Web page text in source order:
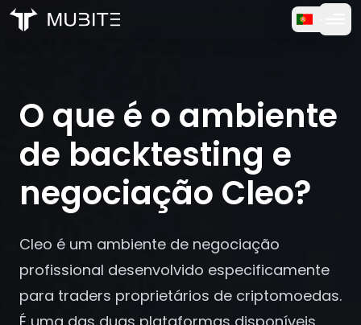
Depoimentos
Trading
Sobre Nós
Entrar
O que é o ambiente de backtesting e negociação
O que é o ambiente
de backtesting e
negociação Cleo?
Cleo é um ambiente de negociação
profissional desenvolvido especificamente
para traders proprietários de criptomoedas.